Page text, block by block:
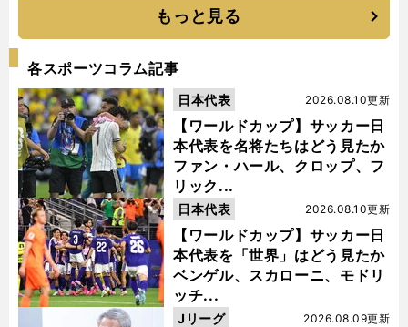
もっと見る
各スポーツコラム記事
【ワールドカップ】サッカー日
本代表を名将たちはどう見たか
ファン・ハール、クロップ、フ
リック...
2026.08.10更新
日本代表
【ワールドカップ】サッカー日
本代表を「世界」はどう見たか
ベンゲル、スカローニ、モドリ
ッチ...
2026.08.10更新
日本代表
2026.08.09更新
Jリーグ